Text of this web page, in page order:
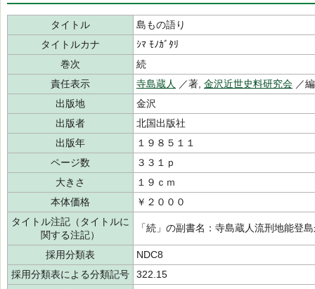
タイトル
島もの語り
タイトルカナ
ｼﾏ ﾓﾉｶﾞﾀﾘ
巻次
続
責任表示
寺島蔵人 ／著, 金沢近世史料研究会 ／
出版地
金沢
出版者
北国出版社
出版年
１９８５１１
ページ数
３３１ｐ
大きさ
１９ｃｍ
本体価格
￥２０００
タイトル注記（タイトルに
関する注記）
「続」の副書名：寺島蔵人流刑地能登
採用分類表
NDC8
採用分類表による分類記号
322.15